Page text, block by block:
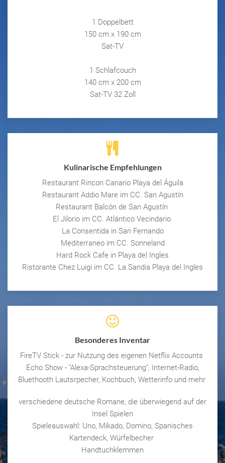
1 Doppelbett
150 cm x 190 cm
Sat-TV
1 Schlafcouch
140 cm x 200 cm
Sat-TV 32 Zoll
Kulinarische Empfehlungen
Restaurant Rincon Canario Playa del Águila
Restaurant Addio Mare im CC. San Agustín
Restaurant Balcón de San Agustín
El Jilorio im CC. Atlántico Vecindario
La Consentida in San Fernando
Mediterraneo im CC. Sonneland
Hard Rock Cafe in Playa del Ingles
Ristorante Chez Luigi im CC. La Sandia Playa del Ingles
Besonderes Inventar
FireTV Stick - zur Nutzung des eigenen Netflix Accounts
Echo Show - "Alexa-Sprachsteuerung", Internet-Radio,
Bluethooth Lautsrpecher, Kochbuch, Wetterinfo und mehr
verschiedene deutsche Romane, die überwiegend auf der
Insel Spielen
Spieleauswahl: Uno, Mikado, Domino, Spanisches
Kartendeck, Würfelbecher
Handtuchklemmen